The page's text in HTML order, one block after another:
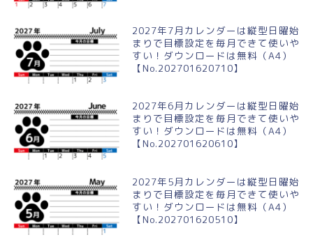
2027年7月カレンダーは縦型日曜始
まりで目標設定を毎月できて使いや
すい！ダウンロードは無料（A4）
【No.202701620710】
2027年6月カレンダーは縦型日曜始
まりで目標設定を毎月できて使いや
すい！ダウンロードは無料（A4）
【No.202701620610】
2027年5月カレンダーは縦型日曜始
まりで目標設定を毎月できて使いや
すい！ダウンロードは無料（A4）
【No.202701620510】